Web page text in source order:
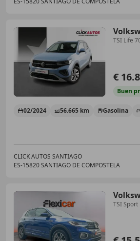
TSI Life
€
Buen
02/2024 56.665 km Gasolina
CLICK AUTOS SANTIAGO
ES-15820 SANTIAGO DE COMPOSTELA
TSI Sport